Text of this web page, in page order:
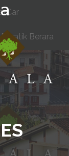
ES
Beratik Berara